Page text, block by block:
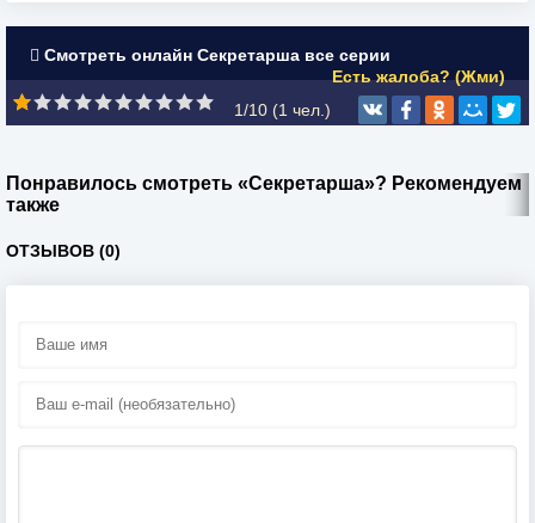
Смотреть онлайн Секретарша все серии
Есть жалоба? (Жми)
1/10 (1 чел.)
Понравилось смотреть «Секретарша»? Рекомендуем
также
ОТЗЫВОВ (0)